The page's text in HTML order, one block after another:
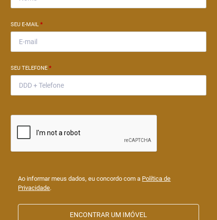
SEU E-MAIL*
SEU TELEFONE*
Ao informar meus dados, eu concordo com a Política de
Privacidade.
ENCONTRAR UM IMÓVEL